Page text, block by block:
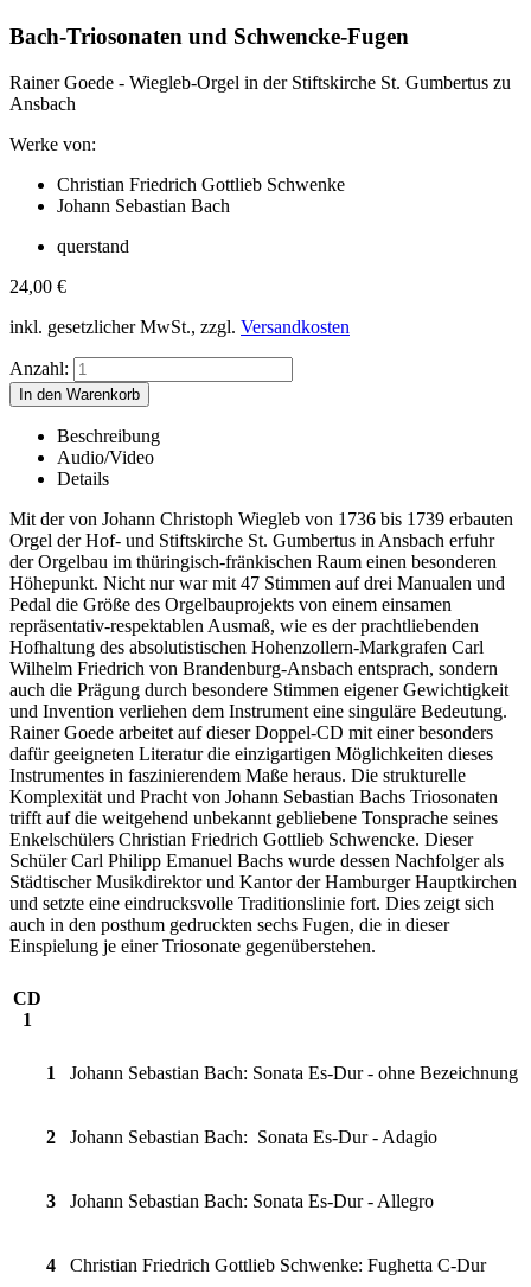
Bach-Triosonaten und Schwencke-Fugen
Rainer Goede - Wiegleb-Orgel in der Stiftskirche St. Gumbertus zu
Ansbach
Werke von:
Christian Friedrich Gottlieb Schwenke
Johann Sebastian Bach
querstand
24,00 €
inkl. gesetzlicher MwSt., zzgl. Versandkosten
Anzahl:
Beschreibung
Audio/Video
Details
Mit der von Johann Christoph Wiegleb von 1736 bis 1739 erbauten
Orgel der Hof- und Stiftskirche St. Gumbertus in Ansbach erfuhr
der Orgelbau im thüringisch-fränkischen Raum einen besonderen
Höhepunkt. Nicht nur war mit 47 Stimmen auf drei Manualen und
Pedal die Größe des Orgelbauprojekts von einem einsamen
repräsentativ-respektablen Ausmaß, wie es der prachtliebenden
Hofhaltung des absolutistischen Hohenzollern-Markgrafen Carl
Wilhelm Friedrich von Brandenburg-Ansbach entsprach, sondern
auch die Prägung durch besondere Stimmen eigener Gewichtigkeit
und Invention verliehen dem Instrument eine singuläre Bedeutung.
Rainer Goede arbeitet auf dieser Doppel-CD mit einer besonders
dafür geeigneten Literatur die einzigartigen Möglichkeiten dieses
Instrumentes in faszinierendem Maße heraus. Die strukturelle
Komplexität und Pracht von Johann Sebastian Bachs Triosonaten
trifft auf die weitgehend unbekannt gebliebene Tonsprache seines
Enkelschülers Christian Friedrich Gottlieb Schwencke. Dieser
Schüler Carl Philipp Emanuel Bachs wurde dessen Nachfolger als
Städtischer Musikdirektor und Kantor der Hamburger Hauptkirchen
und setzte eine eindrucksvolle Traditionslinie fort. Dies zeigt sich
auch in den posthum gedruckten sechs Fugen, die in dieser
Einspielung je einer Triosonate gegenüberstehen.
CD
1
1 Johann Sebastian Bach: Sonata Es-Dur - ohne Bezeichnung
2 Johann Sebastian Bach: Sonata Es-Dur - Adagio
3 Johann Sebastian Bach: Sonata Es-Dur - Allegro
4 Christian Friedrich Gottlieb Schwenke: Fughetta C-Dur